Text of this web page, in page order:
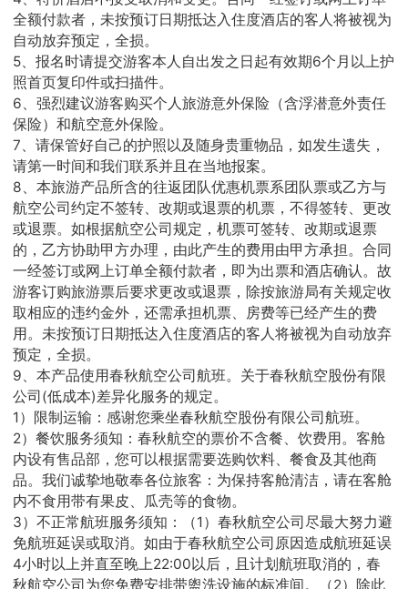
全额付款者，未按预订日期抵达入住度酒店的客人将被视为
自动放弃预定，全损。
5、报名时请提交游客本人自出发之日起有效期6个月以上护
照首页复印件或扫描件。
6、强烈建议游客购买个人旅游意外保险（含浮潜意外责任
保险）和航空意外保险。
7、请保管好自己的护照以及随身贵重物品，如发生遗失，
请第一时间和我们联系并且在当地报案。
8、本旅游产品所含的往返团队优惠机票系团队票或乙方与
航空公司约定不签转、改期或退票的机票，不得签转、更改
或退票。如根据航空公司规定，机票可签转、改期或退票
的，乙方协助甲方办理，由此产生的费用由甲方承担。合同
一经签订或网上订单全额付款者，即为出票和酒店确认。故
游客订购旅游票后要求更改或退票，除按旅游局有关规定收
取相应的违约金外，还需承担机票、房费等已经产生的费
用。未按预订日期抵达入住度酒店的客人将被视为自动放弃
预定，全损。
9、本产品使用春秋航空公司航班。关于春秋航空股份有限
公司(低成本)差异化服务的规定。
1）限制运输：感谢您乘坐春秋航空股份有限公司航班。
2）餐饮服务须知：春秋航空的票价不含餐、饮费用。客舱
内设有售品部，您可以根据需要选购饮料、餐食及其他商
品。我们诚挚地敬奉各位旅客：为保持客舱清洁，请在客舱
内不食用带有果皮、瓜壳等的食物。
3）不正常航班服务须知：（1）春秋航空公司尽最大努力避
免航班延误或取消。如由于春秋航空公司原因造成航班延误
4小时以上并直至晚上22:00以后，且计划航班取消的，春
秋航空公司为您免费安排带盥洗设施的标准间。（2）除此